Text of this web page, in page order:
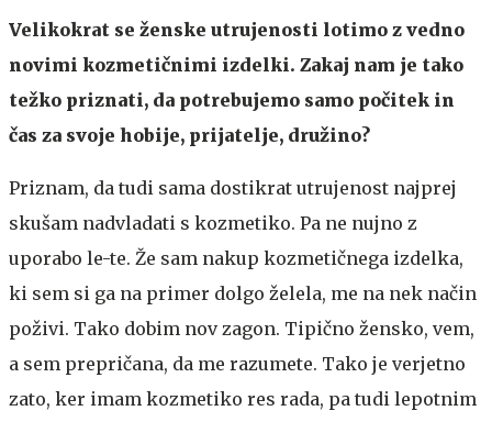
Velikokrat se ženske utrujenosti lotimo z vedno
novimi kozmetičnimi izdelki. Zakaj nam je tako
težko priznati, da potrebujemo samo počitek in
čas za svoje hobije, prijatelje, družino?
Priznam, da tudi sama dostikrat utrujenost najprej
skušam nadvladati s kozmetiko. Pa ne nujno z
uporabo le-te. Že sam nakup kozmetičnega izdelka,
ki sem si ga na primer dolgo želela, me na nek način
poživi. Tako dobim nov zagon. Tipično žensko, vem,
a sem prepričana, da me razumete. Tako je verjetno
zato, ker imam kozmetiko res rada, pa tudi lepotnim